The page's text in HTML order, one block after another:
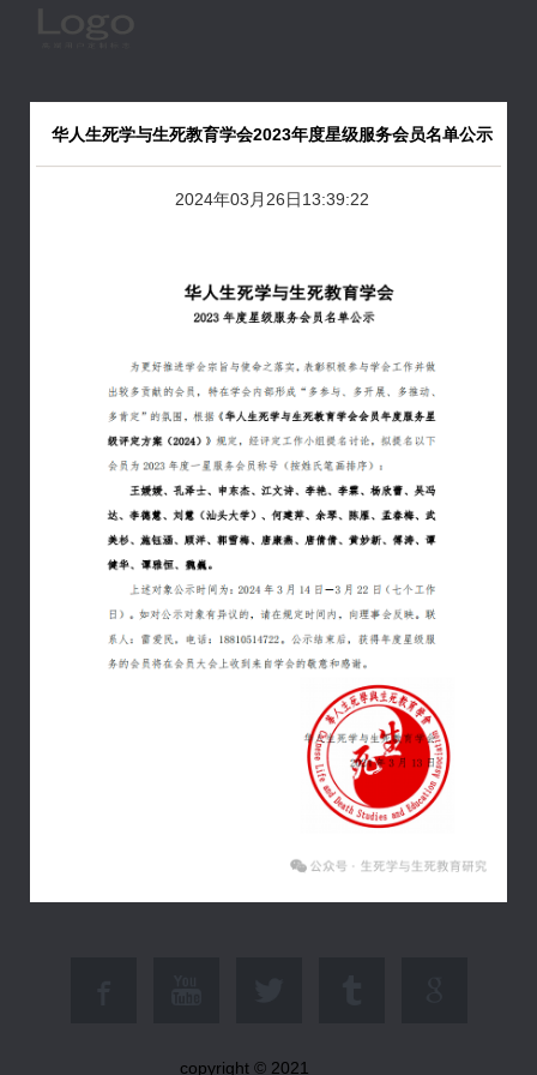
华人生死学与生死教育学会2023年度星级服务会员名单公示
2024年03月26日13:39:22
copyright © 2021